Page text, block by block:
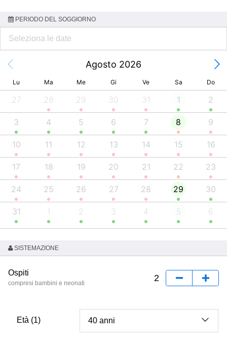
PERIODO DEL SOGGIORNO
Agosto 2026
Lu Ma Me Gi Ve Sa Do
27 28 29 30 31 1 2
3 4 5 6 7 8 9
10 11 12 13 14 15 16
17 18 19 20 21 22 23
24 25 26 27 28 29 30
31 1 2 3 4 5 6
SISTEMAZIONE
Ospiti
compresi bambini e neonati
Età (1)